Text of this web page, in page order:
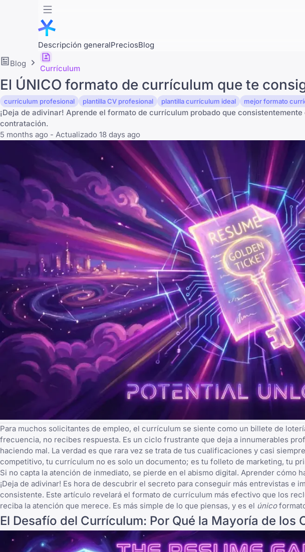
Descripción generalPreciosBlog
Blog
Currículum
El ÚNICO formato de currículum que te
currículum profesional plantilla CV profesional plantilla currículum ideal mejor formato
¡Deja de adivinar! Aprende el formato de currículum probado que
contratación.
5 months ago - Actualizado 18 days ago
Para muchos solicitantes de empleo, el currículum se siente como un billete de
frecuencia, no recibes respuesta. Es un ciclo frustrante que deja a innumerables
haciendo mal. La verdad es que rara vez se trata de tus cualificaciones y casi
competitivo, tu currículum no es solo un documento; es tu folleto de marketing, tu
Si no capta la atención de inmediato, se pierde en el abismo digital. Aprender cómo
¡Deja de adivinar! Es hora de descubrir el secreto para conseguir más entrevistas e
consistente. Este artículo revelará el formato de currículum más efectivo que los
reciba la atención que merece. Es más simple de lo que piensas, y es el único
El Desafío del Currículum: Por Qué la Mayoría de los